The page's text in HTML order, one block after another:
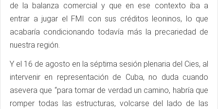
de la balanza comercial y que en ese contexto iba a
entrar a jugar el FMI con sus créditos leoninos, lo que
acabaría condicionando todavía más la precariedad de
nuestra región.
Y el 16 de agosto en la séptima sesión plenaria del Cies, al
intervenir en representación de Cuba, no duda cuando
asevera que “para tomar de verdad un camino, habría que
romper todas las estructuras, volcarse del lado de las